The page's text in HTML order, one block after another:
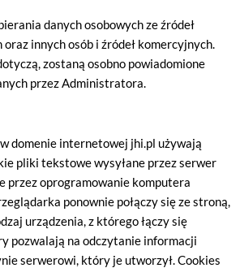
danych osobowych ze źródeł
innych osób i źródeł komercyjnych.
zostaną osobno powiadomione
przez Administratora.
domenie internetowej jhi.pl używają
pliki tekstowe wysyłane przez serwer
przez oprogramowanie komputera
ponownie połączy się ze stroną,
urządzenia, z którego łączy się
pozwalają na odczytanie informacji
serwerowi, który je utworzył. Cookies